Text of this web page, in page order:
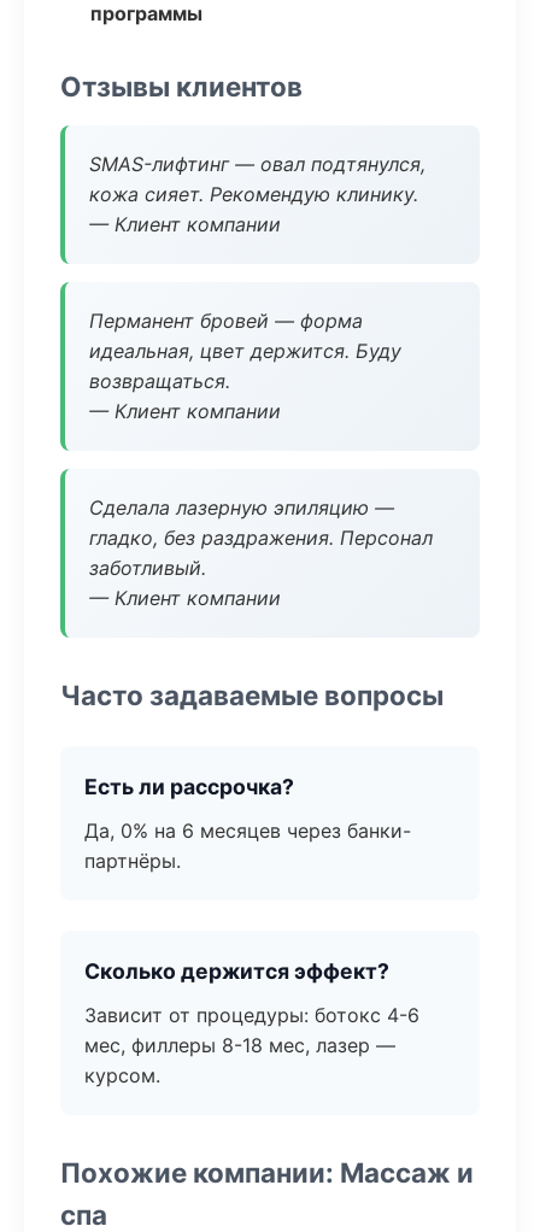
программы
Отзывы клиентов
SMAS-лифтинг — овал подтянулся,
кожа сияет. Рекомендую клинику.
— Клиент компании
Перманент бровей — форма
идеальная, цвет держится. Буду
возвращаться.
— Клиент компании
Сделала лазерную эпиляцию —
гладко, без раздражения. Персонал
заботливый.
— Клиент компании
Часто задаваемые вопросы
Есть ли рассрочка?
Да, 0% на 6 месяцев через банки-
партнёры.
Сколько держится эффект?
Зависит от процедуры: ботокс 4-6
мес, филлеры 8-18 мес, лазер —
курсом.
Похожие компании: Массаж и
спа